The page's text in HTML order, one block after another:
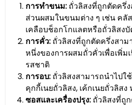
การทำขนม: ถั่วลิสงที่ถูกตัดครึ่
ส่วนผสมในขนมต่าง ๆ เช่น คลั
เคลือบช็อกโกแลตหรือถั่วลิสงบั
การคั่ว: ถั่วลิสงที่ถูกตัดครึ่งสาม
หนึ่งของการผสมถั่วคั่วเพื่อเพิ่ม
รสชาติ
การอบ: ถั่วลิสงสามารถนำไปใ
คุกกี้เนยถั่วลิสง, เค้กเนยถั่วลิส
ซอสและเครื่องปรุง: ถั่วลิสงที่ถู